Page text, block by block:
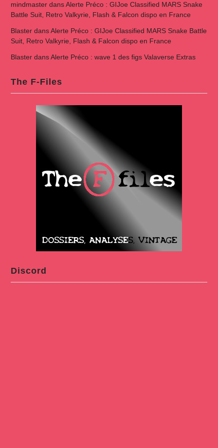
mindmasterdansAlerte Préco : GIJoe Classified MARS Snake
Battle Suit, Retro Valkyrie, Flash & Falcon dispo en France
BlasterdansAlerte Préco : GIJoe Classified MARS Snake Battle
Suit, Retro Valkyrie, Flash & Falcon dispo en France
BlasterdansAlerte Préco : wave 1 des figs Valaverse Extras
The F-Files
Discord